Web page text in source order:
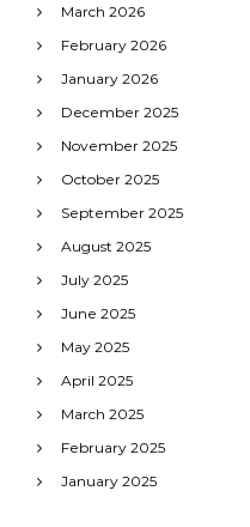
March 2026
February 2026
January 2026
December 2025
November 2025
October 2025
September 2025
August 2025
July 2025
June 2025
May 2025
April 2025
March 2025
February 2025
January 2025